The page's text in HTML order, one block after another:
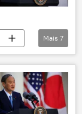
Mais 7